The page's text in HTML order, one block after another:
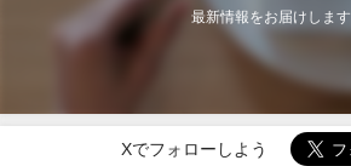
最新情報をお届けします
Xでフォローしよう